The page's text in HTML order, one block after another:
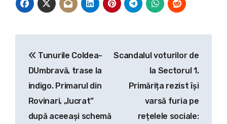
articole
Tunurile Coldea-
DUmbravă, trase la
indigo. Primarul din
Rovinari, „lucrat”
după aceeași schemă
Scandalul voturilor de
la Sectorul 1.
Primărița rezist își
varsă furia pe
rețelele sociale: